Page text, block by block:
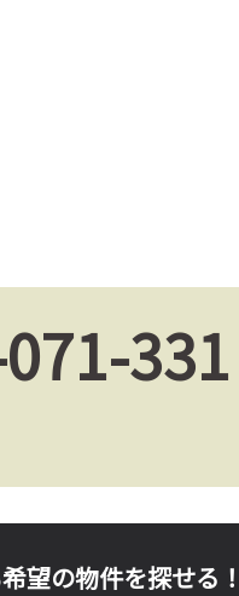
331
望の物件を探せる！